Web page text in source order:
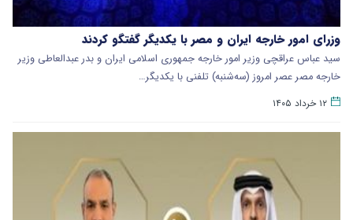
وزرای امور خارجه ایران و مصر با یکدیگر گفتگو کردند
سید عباس عراقچی وزیر امور خارجه جمهوری اسلامی ایران و بدر عبدالعاطی وزیر
خارجه مصر عصر امروز (سه‌شنبه) تلفنی با یکدیگر…
۱۲ خرداد ۱۴۰۵